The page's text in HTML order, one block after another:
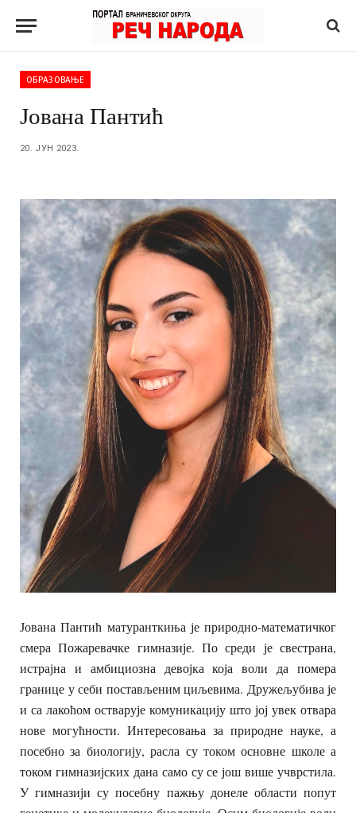
ОБРАЗОВАЊЕ
Јована Пантић
20. ЈУН 2023.
Јована Пантић матуранткиња је природно-математичког
смера Пожаревачке гимназије. По среди је свестрана,
истрајна и амбициозна девојка која воли да помера
границе у себи постављеним циљевима. Дружељубива је
и са лакоћом остварује комуникацију што јој увек отвара
нове могућности. Интересовања за природне науке, а
посебно за биологију, расла су током основне школе а
током гимназијских дана само су се још више учврстила.
У гимназији су посебну пажњу донеле области попут